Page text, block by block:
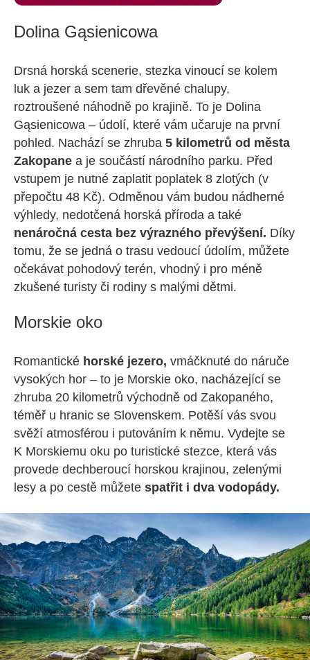
Dolina Gąsienicowa
Drsná horská scenerie, stezka vinoucí se kolem
luk a jezer a sem tam dřevěné chalupy,
roztroušené náhodně po krajině. To je Dolina
Gąsienicowa – údolí, které vám učaruje na první
pohled. Nachází se zhruba 5 kilometrů od města
Zakopane a je součástí národního parku. Před
vstupem je nutné zaplatit poplatek 8 zlotých (v
přepočtu 48 Kč). Odměnou vám budou nádherné
výhledy, nedotčená horská příroda a také
nenáročná cesta bez výrazného převýšení. Díky
tomu, že se jedná o trasu vedoucí údolím, můžete
očekávat pohodový terén, vhodný i pro méně
zkušené turisty či rodiny s malými dětmi.
Morskie oko
Romantické horské jezero, vmáčknuté do náruče
vysokých hor – to je Morskie oko, nacházející se
zhruba 20 kilometrů východně od Zakopaného,
téměř u hranic se Slovenskem. Potěší vás svou
svěží atmosférou i putováním k němu. Vydejte se
K Morskiemu oku po turistické stezce, která vás
provede dechberoucí horskou krajinou, zelenými
lesy a po cestě můžete spatřit i dva vodopády.